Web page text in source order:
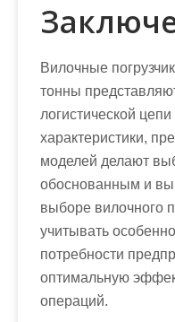
Вилочные
тонны
логистической
характеристики,
моделей делают
обоснованным и
выборе вилочного
учитывать
потребности
оптимальную
операций.